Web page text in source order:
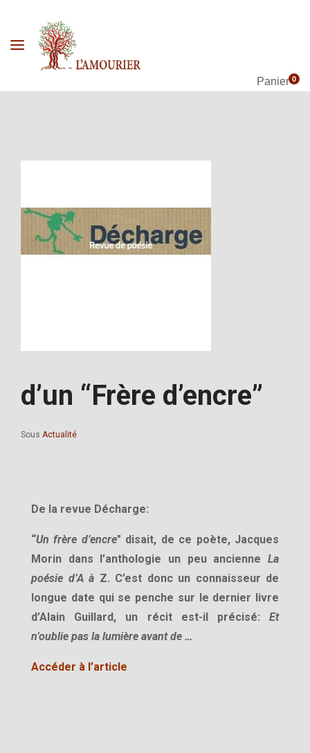
Panier0
d’un “Frère d’encre”
Sous Actualité
De la revue Décharge:
“Un frère d’encre" disait, de ce poète, Jacques
Morin dans l’anthologie un peu ancienne La
poésie d’A à Z. C’est donc un connaisseur de
longue date qui se penche sur le dernier livre
d’Alain Guillard, un récit est-il précisé: Et
n’oublie pas la lumière avant de …
Accéder à l’article